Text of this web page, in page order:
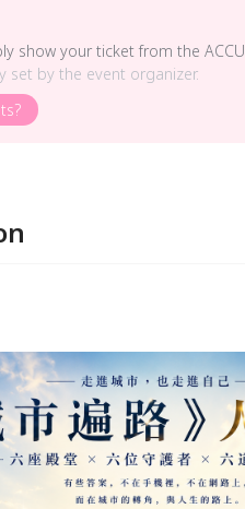
show your ticket from the
set by the event organizer.